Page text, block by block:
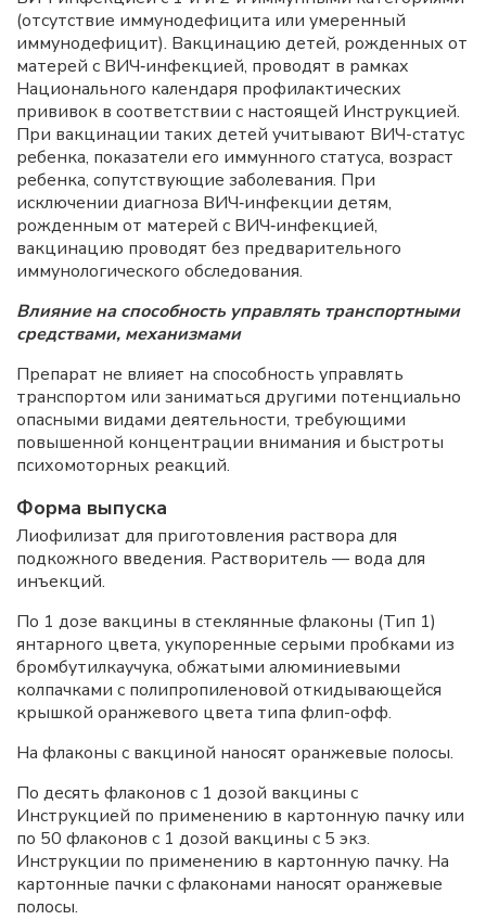
(отсутствие иммунодефицита или умеренный
иммунодефицит). Вакцинацию детей, рожденных от
матерей с ВИЧ‑инфекцией, проводят в рамках
Национального календаря профилактических
прививок в соответствии с настоящей Инструкцией.
При вакцинации таких детей учитывают ВИЧ-статус
ребенка, показатели его иммунного статуса, возраст
ребенка, сопутствующие заболевания. При
исключении диагноза ВИЧ‑инфекции детям,
рожденным от матерей с ВИЧ‑инфекцией,
вакцинацию проводят без предварительного
иммунологического обследования.
Влияние на способность управлять транспортными
средствами, механизмами
Препарат не влияет на способность управлять
транспортом или заниматься другими потенциально
опасными видами деятельности, требующими
повышенной концентрации внимания и быстроты
психомоторных реакций.
Форма выпуска
Лиофилизат для приготовления раствора для
подкожного введения. Растворитель — вода для
инъекций.
По 1 дозе вакцины в стеклянные флаконы (Тип 1)
янтарного цвета, укупоренные серыми пробками из
бромбутилкаучука, обжатыми алюминиевыми
колпачками с полипропиленовой откидывающейся
крышкой оранжевого цвета типа флип-офф.
На флаконы с вакциной наносят оранжевые полосы.
По десять флаконов с 1 дозой вакцины с
Инструкцией по применению в картонную пачку или
по 50 флаконов с 1 дозой вакцины с 5 экз.
Инструкции по применению в картонную пачку. На
картонные пачки с флаконами наносят оранжевые
полосы.